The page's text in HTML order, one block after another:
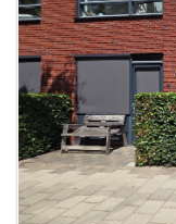
waarschijnlijk
al verhuurd
Om kans te
maken moet je
binnen 15
minuten
reageren.
Stekkies helpt
je hierbij!